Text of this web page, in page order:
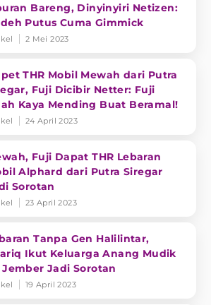
Bareng, Dinyinyiri Netizen:
Putus Cuma Gimmick
2 Mei 2023
THR Mobil Mewah dari Putra
Fuji Dicibir Netter: Fuji
Kaya Mending Buat Beramal!
24 April 2023
Fuji Dapat THR Lebaran
Alphard dari Putra Siregar
Sorotan
23 April 2023
Tanpa Gen Halilintar,
Ikut Keluarga Anang Mudik
Jember Jadi Sorotan
19 April 2023